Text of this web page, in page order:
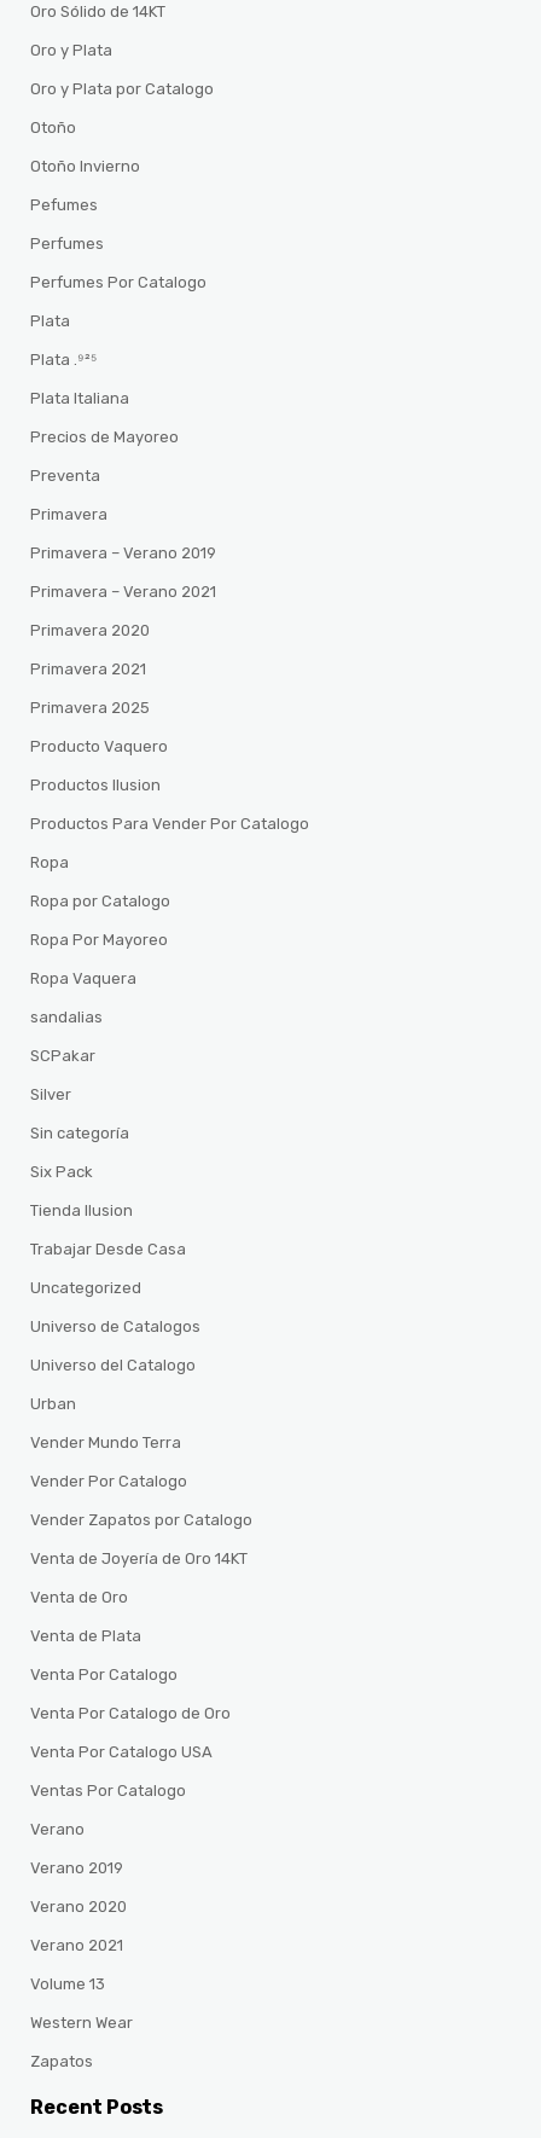
Oro Sólido de 14KT
Oro y Plata
Oro y Plata por Catalogo
Otoño
Otoño Invierno
Pefumes
Perfumes
Perfumes Por Catalogo
Plata
Plata .⁹²⁵
Plata Italiana
Precios de Mayoreo
Preventa
Primavera
Primavera – Verano 2019
Primavera – Verano 2021
Primavera 2020
Primavera 2021
Primavera 2025
Producto Vaquero
Productos Ilusion
Productos Para Vender Por Catalogo
Ropa
Ropa por Catalogo
Ropa Por Mayoreo
Ropa Vaquera
sandalias
SCPakar
Silver
Sin categoría
Six Pack
Tienda Ilusion
Trabajar Desde Casa
Uncategorized
Universo de Catalogos
Universo del Catalogo
Urban
Vender Mundo Terra
Vender Por Catalogo
Vender Zapatos por Catalogo
Venta de Joyería de Oro 14KT
Venta de Oro
Venta de Plata
Venta Por Catalogo
Venta Por Catalogo de Oro
Venta Por Catalogo USA
Ventas Por Catalogo
Verano
Verano 2019
Verano 2020
Verano 2021
Volume 13
Western Wear
Zapatos
Recent Posts